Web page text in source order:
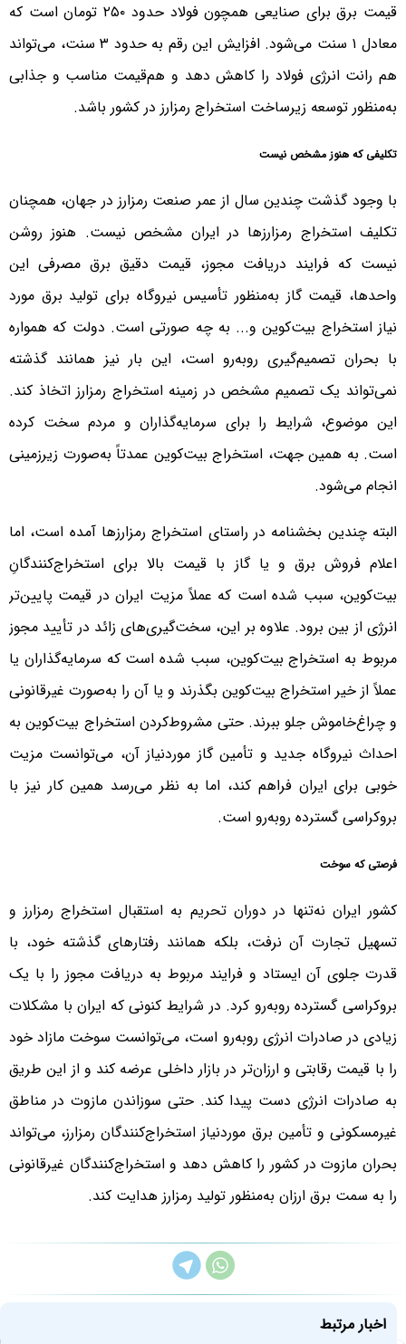
قیمت برق برای صنایعی همچون فولاد حدود ۲۵۰ تومان است که
معادل ۱ سنت می‌شود. افزایش این رقم به حدود ۳ سنت، می‌تواند
هم رانت انرژی فولاد را کاهش دهد و هم‌قیمت مناسب و جذابی
به‌منظور توسعه زیرساخت استخراج رمزارز در کشور باشد.
تکلیفی که هنوز مشخص نیست
با وجود گذشت چندین سال از عمر صنعت رمزارز در جهان، همچنان
تکلیف استخراج رمزارزها در ایران مشخص نیست. هنوز روشن
نیست که فرایند دریافت مجوز، قیمت دقیق برق مصرفی این
واحدها، قیمت گاز به‌منظور تأسیس نیروگاه برای تولید برق مورد
نیاز استخراج بیت‌کوین و... به چه صورتی است. دولت که همواره
با بحران تصمیم‌گیری روبه‌رو است، این بار نیز همانند گذشته
نمی‌تواند یک تصمیم مشخص در زمینه استخراج رمزارز اتخاذ کند.
این موضوع، شرایط را برای سرمایه‌گذاران و مردم سخت کرده
است. به همین جهت، استخراج بیت‌کوین عمدتاً به‌صورت زیرزمینی
انجام می‌شود.
البته چندین بخشنامه در راستای استخراج رمزارزها آمده است، اما
اعلام فروش برق و یا گاز با قیمت بالا برای استخراج‌کنندگانِ
بیت‌کوین، سبب شده است که عملاً مزیت ایران در قیمت پایین‌تر
انرژی از بین برود. علاوه بر این، سخت‌گیری‌های زائد در تأیید مجوز
مربوط به استخراج بیت‌کوین، سبب شده است که سرمایه‌گذاران یا
عملاً از خیر استخراج بیت‌کوین بگذرند و یا آن را به‌صورت غیرقانونی
و چراغ‌خاموش جلو ببرند. حتی مشروط‌کردن استخراج بیت‌کوین به
احداث نیروگاه جدید و تأمین گاز موردنیاز آن، می‌توانست مزیت
خوبی برای ایران فراهم کند، اما به نظر می‌رسد همین کار نیز با
بروکراسی گسترده روبه‌رو است.
فرصتی که سوخت
کشور ایران نه‌تنها در دوران تحریم به استقبال استخراج رمزارز و
تسهیل تجارت آن نرفت، بلکه همانند رفتارهای گذشته خود، با
قدرت جلوی آن ایستاد و فرایند مربوط به دریافت مجوز را با یک
بروکراسی گسترده روبه‌رو کرد. در شرایط کنونی که ایران با مشکلات
زیادی در صادرات انرژی روبه‌رو است، می‌توانست سوخت مازاد خود
را با قیمت رقابتی و ارزان‌تر در بازار داخلی عرضه کند و از این طریق
به صادرات انرژی دست پیدا کند. حتی سوزاندن مازوت در مناطق
غیرمسکونی و تأمین برق موردنیاز استخراج‌کنندگان رمزارز، می‌تواند
بحران مازوت در کشور را کاهش دهد و استخراج‌کنندگان غیرقانونی
را به سمت برق ارزان به‌منظور تولید رمزارز هدایت کند.
اخبار مرتبط